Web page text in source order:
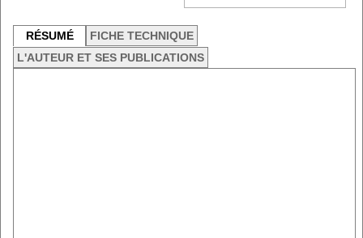
RÉSUMÉ
FICHE TECHNIQUE
L'AUTEUR ET SES PUBLICATIONS